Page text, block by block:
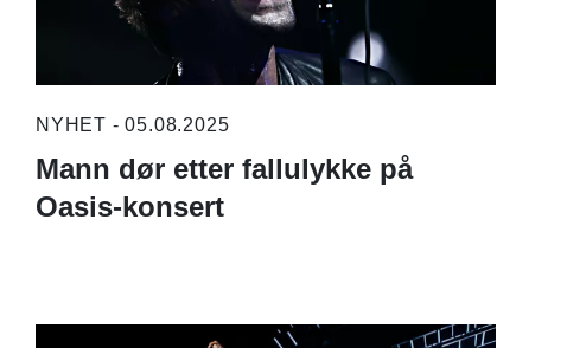
NYHET - 05.08.2025
Mann dør etter fallulykke på
Oasis-konsert